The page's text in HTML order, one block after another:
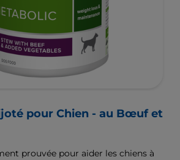
pour Chien - au Bœuf et
prouvée pour aider les chiens à